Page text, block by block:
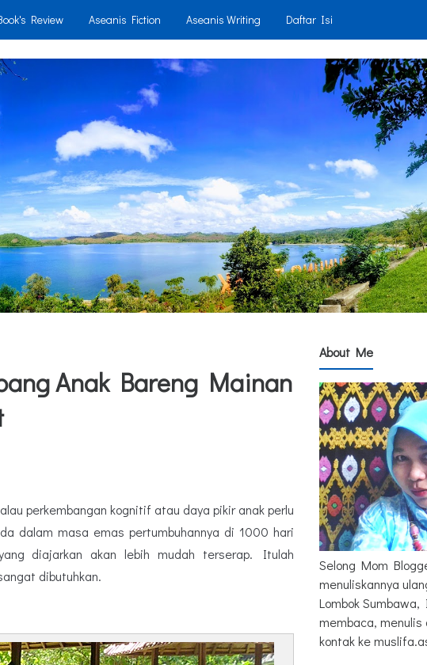
Review Aseanis Fiction Aseanis Writing Daftar Isi
Anak Bareng Mainan
perkembangan kognitif atau daya pikir anak perlu
dalam masa emas pertumbuhannya di 1000 hari
diajarkan akan lebih mudah terserap. Itulah
dibutuhkan.
About Me
Selong Mom
menuliskannya
Lombok
membaca, menulis
kontak ke